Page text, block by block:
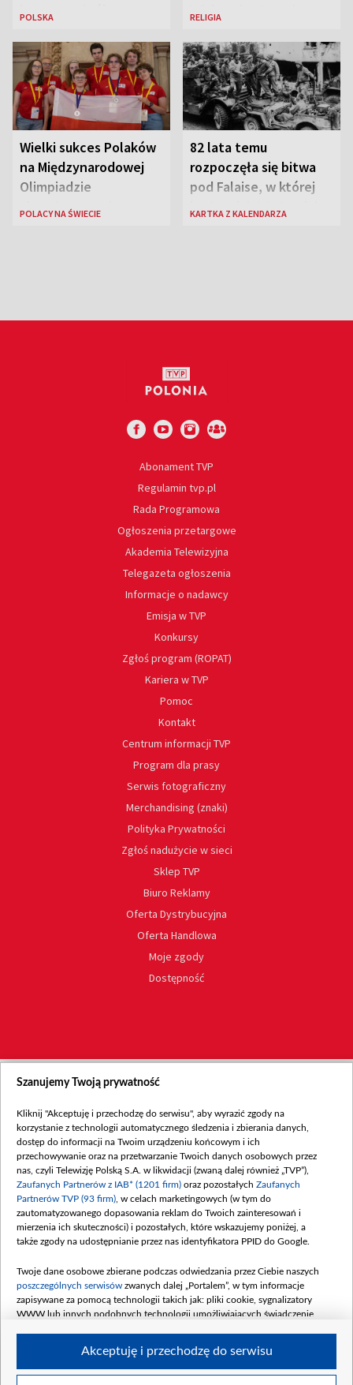
jest nowa królowa
POLSKA
Większej w Rzymie
RELIGIA
Wielki sukces Polaków
na Międzynarodowej
Olimpiadzie
Lingwistycznej
POLACY NA ŚWIECIE
82 lata temu
rozpoczęła się bitwa
pod Falaise, w której
brała udział 1. Dywizja
KARTKA Z KALENDARZA
Abonament TVP
Regulamin tvp.pl
Rada Programowa
Ogłoszenia przetargowe
Akademia Telewizyjna
Telegazeta ogłoszenia
Informacje o nadawcy
Emisja w TVP
Konkursy
Zgłoś program (ROPAT)
Kariera w TVP
Pomoc
Kontakt
Centrum informacji TVP
Program dla prasy
Serwis fotograficzny
Merchandising (znaki)
Polityka Prywatności
Zgłoś nadużycie w sieci
Sklep TVP
Biuro Reklamy
Oferta Dystrybucyjna
Oferta Handlowa
Moje zgody
Dostępność
Szanujemy Twoją prywatność
Kliknij "Akceptuję i przechodzę do serwisu", aby wyrazić zgody na
korzystanie z technologii automatycznego śledzenia i zbierania danych,
dostęp do informacji na Twoim urządzeniu końcowym i ich
przechowywanie oraz na przetwarzanie Twoich danych osobowych przez
nas, czyli Telewizję Polską S.A. w likwidacji (zwaną dalej również „TVP”),
Zaufanych Partnerów z IAB* (1201 firm) oraz pozostałych Zaufanych
Partnerów TVP (93 firm) , w celach marketingowych (w tym do
zautomatyzowanego dopasowania reklam do Twoich zainteresowań i
mierzenia ich skuteczności) i pozostałych, które wskazujemy poniżej, a
także zgody na udostępnianie przez nas identyfikatora PPID do Google.
Twoje dane osobowe zbierane podczas odwiedzania przez Ciebie naszych
poszczególnych serwisów zwanych dalej „Portalem”, w tym informacje
zapisywane za pomocą technologii takich jak: pliki cookie, sygnalizatory
WWW lub innych podobnych technologii umożliwiających świadczenie
Akceptuję i przechodzę do serwisu